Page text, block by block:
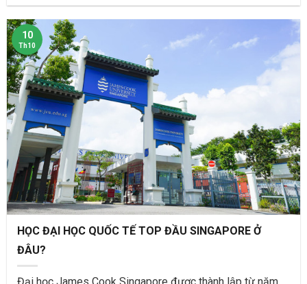
tiềm năng
10
Th10
HỌC ĐẠI HỌC QUỐC TẾ TOP ĐẦU SINGAPORE Ở
ĐÂU?